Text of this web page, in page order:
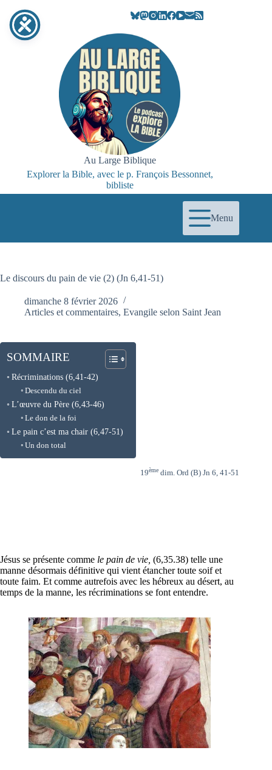
contenu
Au Large Biblique
Explorer la Bible, avec le p. François Bessonnet,
bibliste
Menu
Le discours du pain de vie (2) (Jn 6,41-51)
dimanche 8 février 2026
Articles et commentaires, Evangile selon Saint Jean
SOMMAIRE
Récriminations (6,41-42)
Descendu du ciel
L’œuvre du Père (6,43-46)
Le don de la foi
Le pain c’est ma chair (6,47-51)
Un don total
19ème dim. Ord (B) Jn 6, 41-51
Jésus se présente comme le pain de vie, (6,35.38) telle une
manne désormais définitive qui vient étancher toute soif et
toute faim. Et comme autrefois avec les hébreux au désert, au
temps de la manne, les récriminations se font entendre.